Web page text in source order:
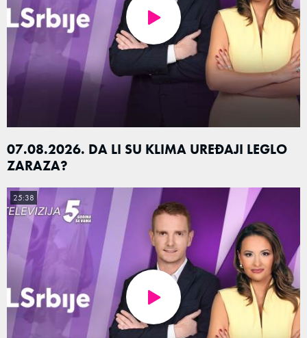
07.08.2026. DA LI SU KLIMA UREĐAJI LEGLO
ZARAZA?
25:38